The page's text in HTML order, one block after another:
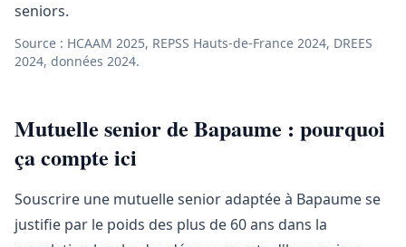
seniors.
Source : HCAAM 2025, REPSS Hauts-de-France 2024, DREES
2024, données 2024.
Mutuelle senior de Bapaume : pourquoi
ça compte ici
Souscrire une mutuelle senior adaptée à Bapaume se
justifie par le poids des plus de 60 ans dans la